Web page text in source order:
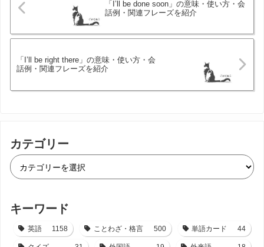
「I’ll be done soon」の意味・使い方・会
話例・関連フレーズを紹介
「I’ll be right there」の意味・使い方・会
話例・関連フレーズを紹介
カテゴリー
キーワード
英語 1158 ことわざ・格言 500 単語カード 44